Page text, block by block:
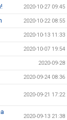
2020-10-27 09:45
2020-10-22 08:55
2020-10-13 11:33
2020-10-07 19:54
2020-09-28
2020-09-24 08:36
2020-09-21 17:22
2020-09-13 21:38